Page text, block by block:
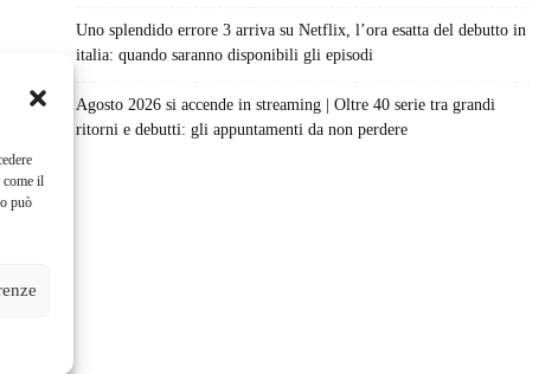
come il
può
Uno splendido errore 3 arriva su Netflix, l’ora esatta del debutto in
italia: quando saranno disponibili gli episodi
Agosto 2026 si accende in streaming | Oltre 40 serie tra grandi
ritorni e debutti: gli appuntamenti da non perdere